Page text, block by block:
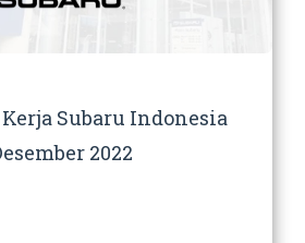
Subaru Indonesia
2022